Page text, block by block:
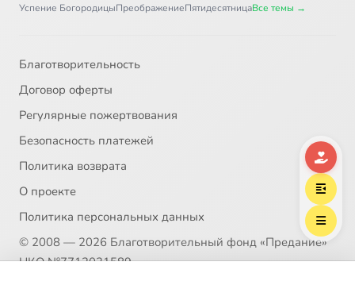
Успение БогородицыПреображениеПятидесятницаВсе темы →
Благотворительность
Договор оферты
Регулярные пожертвования
Безопасность платежей
Политика возврата
О проекте
Политика персональных данных
© 2008 — 2026 Благотворительный фонд «Предание»
НКО №7712031589